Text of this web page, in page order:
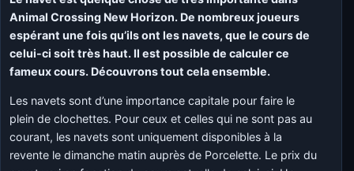
Animal Crossing New Horizon. De nombreux joueurs
espérant une fois qu’ils ont les navets, que le cours de
celui-ci soit très haut. Il est possible de calculer ce
fameux cours. Découvrons tout cela ensemble.
Les navets sont d’une importance capitale pour faire le
plein de clochettes. Pour ceux et celles qui ne sont pas au
courant, les navets sont uniquement disponibles à la
revente le dimanche matin auprès de Porcelette. Le prix du